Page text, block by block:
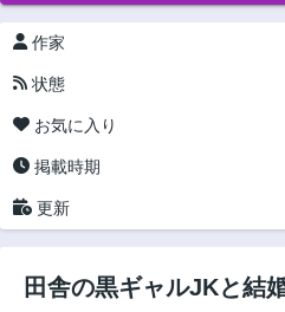
作家
状態
お気に入り
掲載時期
更新
田舎の黒ギャルJKと結